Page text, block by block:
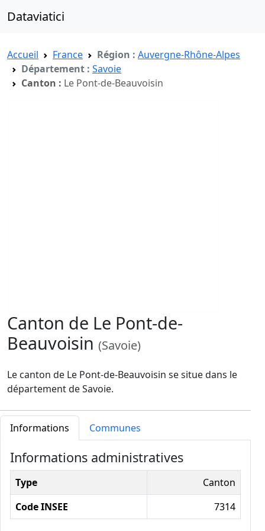
Dataviatici
Accueil France Région : Auvergne-Rhône-Alpes
Département : Savoie
Canton : Le Pont-de-Beauvoisin
Canton de Le Pont-de-
Beauvoisin (Savoie)
Le canton de Le Pont-de-Beauvoisin se situe dans le
département de Savoie.
Informations Communes
Informations administratives
Type
Canton
Code INSEE
7314